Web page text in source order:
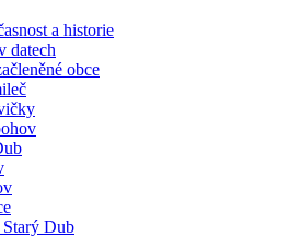
a historie
datech
obce
Dub